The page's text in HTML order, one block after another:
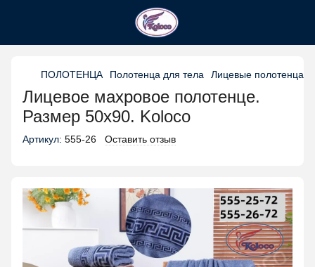
ПОЛОТЕНЦА Полотенца для тела Лицевые полотенца
Лицевое махровое полотенце.
Размер 50х90. Koloco
Артикул: 555-26 Оставить отзыв